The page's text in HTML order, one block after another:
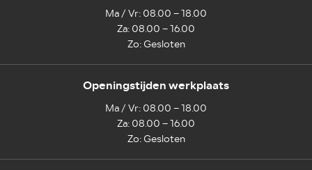
Ma / Vr: 08.00 – 18.00
Za: 08.00 – 16.00
Zo: Gesloten
Openingstijden werkplaats
Ma / Vr: 08.00 – 18.00
Za: 08.00 – 16.00
Zo: Gesloten